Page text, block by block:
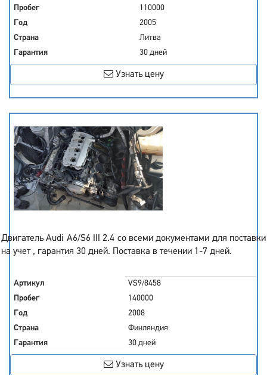
Пробег
110000
Год
2005
Страна
Литва
Гарантия
30 дней
Узнать цену
Двигатель Audi A6/S6 III 2.4 со всеми документами для поставки
на учет , гарантия 30 дней. Поставка в течении 1-7 дней.
Артикул
VS9/8458
Пробег
140000
Год
2008
Страна
Финляндия
Гарантия
30 дней
Узнать цену